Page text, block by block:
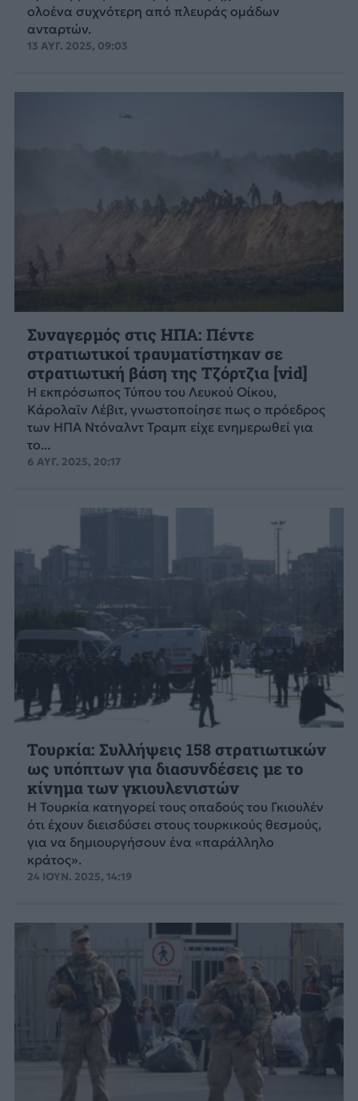
ολοένα συχνότερη από πλευράς ομάδων
ανταρτών.
13 ΑΥΓ. 2025, 09:03
Συναγερμός στις ΗΠΑ: Πέντε
στρατιωτικοί τραυματίστηκαν σε
στρατιωτική βάση της Τζόρτζια [vid]
Η εκπρόσωπος Τύπου του Λευκού Οίκου,
Κάρολαϊν Λέβιτ, γνωστοποίησε πως ο πρόεδρος
των ΗΠΑ Ντόναλντ Τραμπ είχε ενημερωθεί για
το...
6 ΑΥΓ. 2025, 20:17
Τουρκία: Συλλήψεις 158 στρατιωτικών
ως υπόπτων για διασυνδέσεις με το
κίνημα των γκιουλενιστών
Η Τουρκία κατηγορεί τους οπαδούς του Γκιουλέν
ότι έχουν διεισδύσει στους τουρκικούς θεσμούς,
για να δημιουργήσουν ένα «παράλληλο
κράτος».
24 ΙΟΥΝ. 2025, 14:19